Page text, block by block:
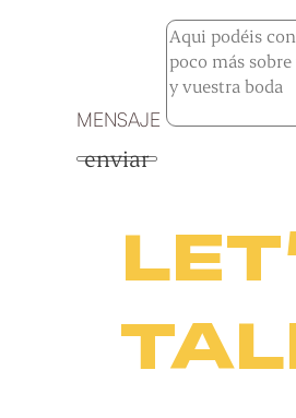
MENSAJE
enviar